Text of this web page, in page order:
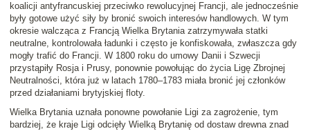
koalicji antyfrancuskiej przeciwko rewolucyjnej Francji, ale jednocześnie
były gotowe użyć siły by bronić swoich interesów handlowych. W tym
okresie walcząca z Francją Wielka Brytania zatrzymywała statki
neutralne, kontrolowała ładunki i często je konfiskowała, zwłaszcza gdy
mogły trafić do Francji. W 1800 roku do umowy Danii i Szwecji
przystąpiły Rosja i Prusy, ponownie powołując do życia Ligę Zbrojnej
Neutralności, która już w latach 1780–1783 miała bronić jej członków
przed działaniami brytyjskiej floty.
Wielka Brytania uznała ponowne powołanie Ligi za zagrożenie, tym
bardziej, że kraje Ligi odcięły Wielką Brytanię od dostaw drewna znad